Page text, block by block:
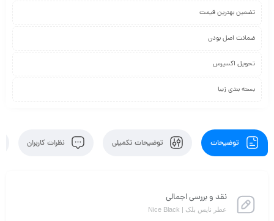
تضمین بهترین قیمت
ضمانت اصل بودن
تحویل اکسپرس
بسته بندی زیبا
توضیحات توضیحات تکمیلی نظرات کاربران
نقد و بررسی اجمالی
عطر نایس بلک | Nice Black